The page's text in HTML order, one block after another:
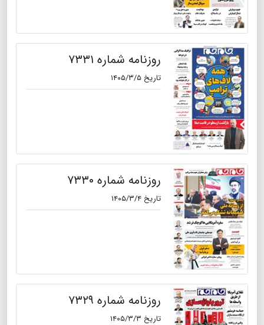
روزنامه شماره ۷۳۳۱
تاریخ ۱۴۰۵/۳/۵
روزنامه شماره ۷۳۳۰
تاریخ ۱۴۰۵/۳/۴
روزنامه شماره ۷۳۲۹
تاریخ ۱۴۰۵/۳/۳